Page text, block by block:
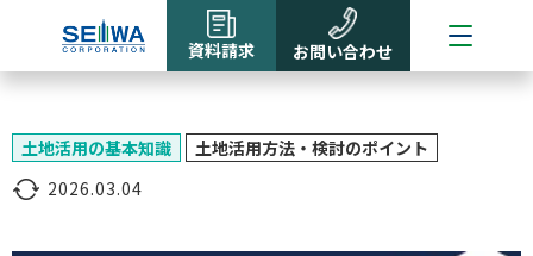
資料請求 お問い合わせ
2026.03.04
土地活用の基本知識 土地活用方法・検討のポイント